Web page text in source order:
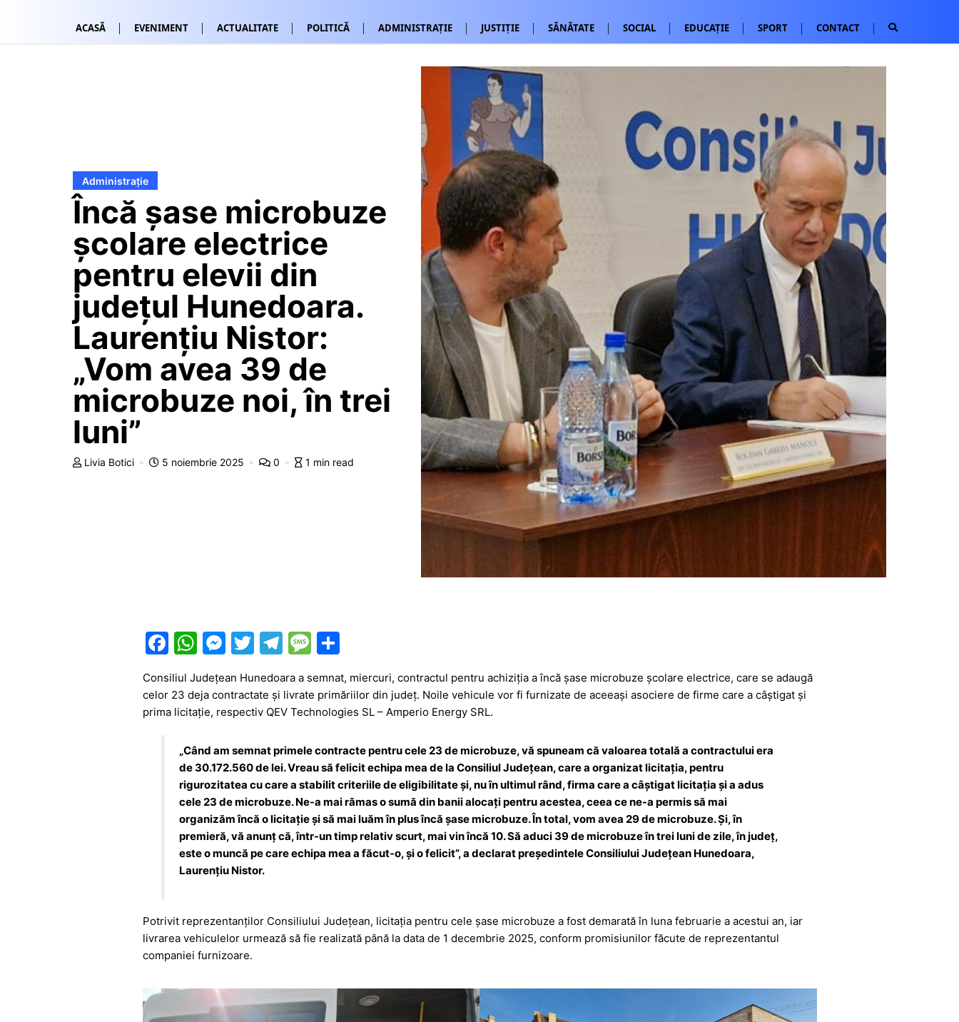
ACASĂ EVENIMENT ACTUALITATE POLITICĂ ADMINISTRAȚIE JUSTIȚIE SĂNĂTATE SOCIAL EDUCAȚIE SPORT CONTACT
Administrație
Încă șase microbuze
școlare electrice
pentru elevii din
județul Hunedoara.
Laurențiu Nistor:
„Vom avea 39 de
microbuze noi, în trei
luni”
Livia Botici 5 noiembrie 2025 0 1 min read
F
a
c
e
o
o
k
W
at
s
p
p
M
s
s
n
g
er
T
itt
er
T
e
gr
m
M
s
s
g
e
P
ar
ta
je
z
ă
Consiliul Județean Hunedoara a semnat, miercuri, contractul pentru achiziția a încă șase microbuze școlare electrice, care se adaugă
celor 23 deja contractate și livrate primăriilor din județ. Noile vehicule vor fi furnizate de aceeași asociere de firme care a câștigat și
prima licitație, respectiv QEV Technologies SL – Amperio Energy SRL.
„Când am semnat primele contracte pentru cele 23 de microbuze, vă spuneam că valoarea totală a contractului era
de 30.172.560 de lei. Vreau să felicit echipa mea de la Consiliul Județean, care a organizat licitația, pentru
rigurozitatea cu care a stabilit criteriile de eligibilitate și, nu în ultimul rând, firma care a câștigat licitația și a adus
cele 23 de microbuze. Ne-a mai rămas o sumă din banii alocați pentru acestea, ceea ce ne-a permis să mai
organizăm încă o licitație și să mai luăm în plus încă șase microbuze. În total, vom avea 29 de microbuze. Și, în
premieră, vă anunț că, într-un timp relativ scurt, mai vin încă 10. Să aduci 39 de microbuze în trei luni de zile, în județ,
este o muncă pe care echipa mea a făcut-o, și o felicit”, a declarat președintele Consiliului Județean Hunedoara,
Laurențiu Nistor.
Potrivit reprezentanților Consiliului Județean, licitația pentru cele șase microbuze a fost demarată în luna februarie a acestui an, iar
livrarea vehiculelor urmează să fie realizată până la data de 1 decembrie 2025, conform promisiunilor făcute de reprezentantul
companiei furnizoare.